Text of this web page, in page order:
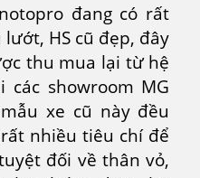
đang có rất
HS cũ đẹp, đây
thu mua lại từ hệ
các showroom MG
xe cũ này đều
nhiều tiêu chí để
đối về thân vỏ,